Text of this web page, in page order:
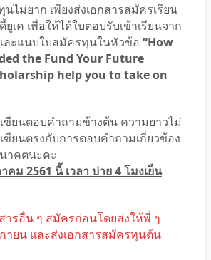
ไม่ยาก เพียงส่งเอกสารสมัครเรียน
เค เพื่อให้ได้ใบตอบรับเข้าเรียนจาก
ละแนบใบสมัครทุนในหัวข้อ “How
the Fund Your Future
help you to take on
เขียนตอบคำถามข้างต้น ความยาวไม่
ขียนตรงกับการตอบคำถามเกี่ยวข้อง
าคตนะคะ
ม 2561 นี้ เวลา บ่าย 4 โมงเย็น
ารอื่น ๆ สมัครก่อนโดยส่งให้พี่ ๆ
ายน และส่งเอกสารสมัครทุนต้น